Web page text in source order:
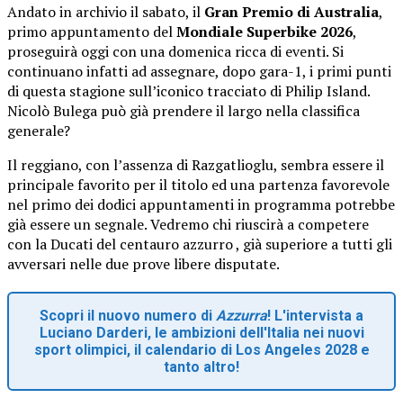
Andato in archivio il sabato, il Gran Premio di Australia,
primo appuntamento delMondiale Superbike 2026,
proseguirà oggi con una domenica ricca di eventi. Si
continuano infatti ad assegnare, dopo gara-1, i primi punti
di questa stagione sull’iconico tracciato di Philip Island.
Nicolò Bulega può già prendere il largo nella classifica
generale?
Il reggiano, con l’assenza di Razgatlioglu, sembra essere il
principale favorito per il titolo ed una partenza favorevole
nel primo dei dodici appuntamenti in programma potrebbe
già essere un segnale. Vedremo chi riuscirà a competere
con la Ducati del centauro azzurro , già superiore a tutti gli
avversari nelle due prove libere disputate.
Scopri il nuovo numero di Azzurra! L'intervista a
Luciano Darderi, le ambizioni dell'Italia nei nuovi
sport olimpici, il calendario di Los Angeles 2028 e
tanto altro!